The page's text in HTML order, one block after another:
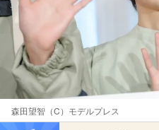
森田望智（C）モデルプレス